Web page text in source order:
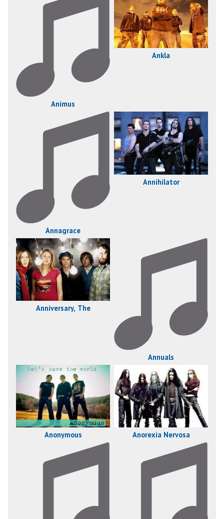
Animus
Ankla
Annagrace
Annihilator
Anniversary, The
Annuals
Anonymous Anorexia Nervosa